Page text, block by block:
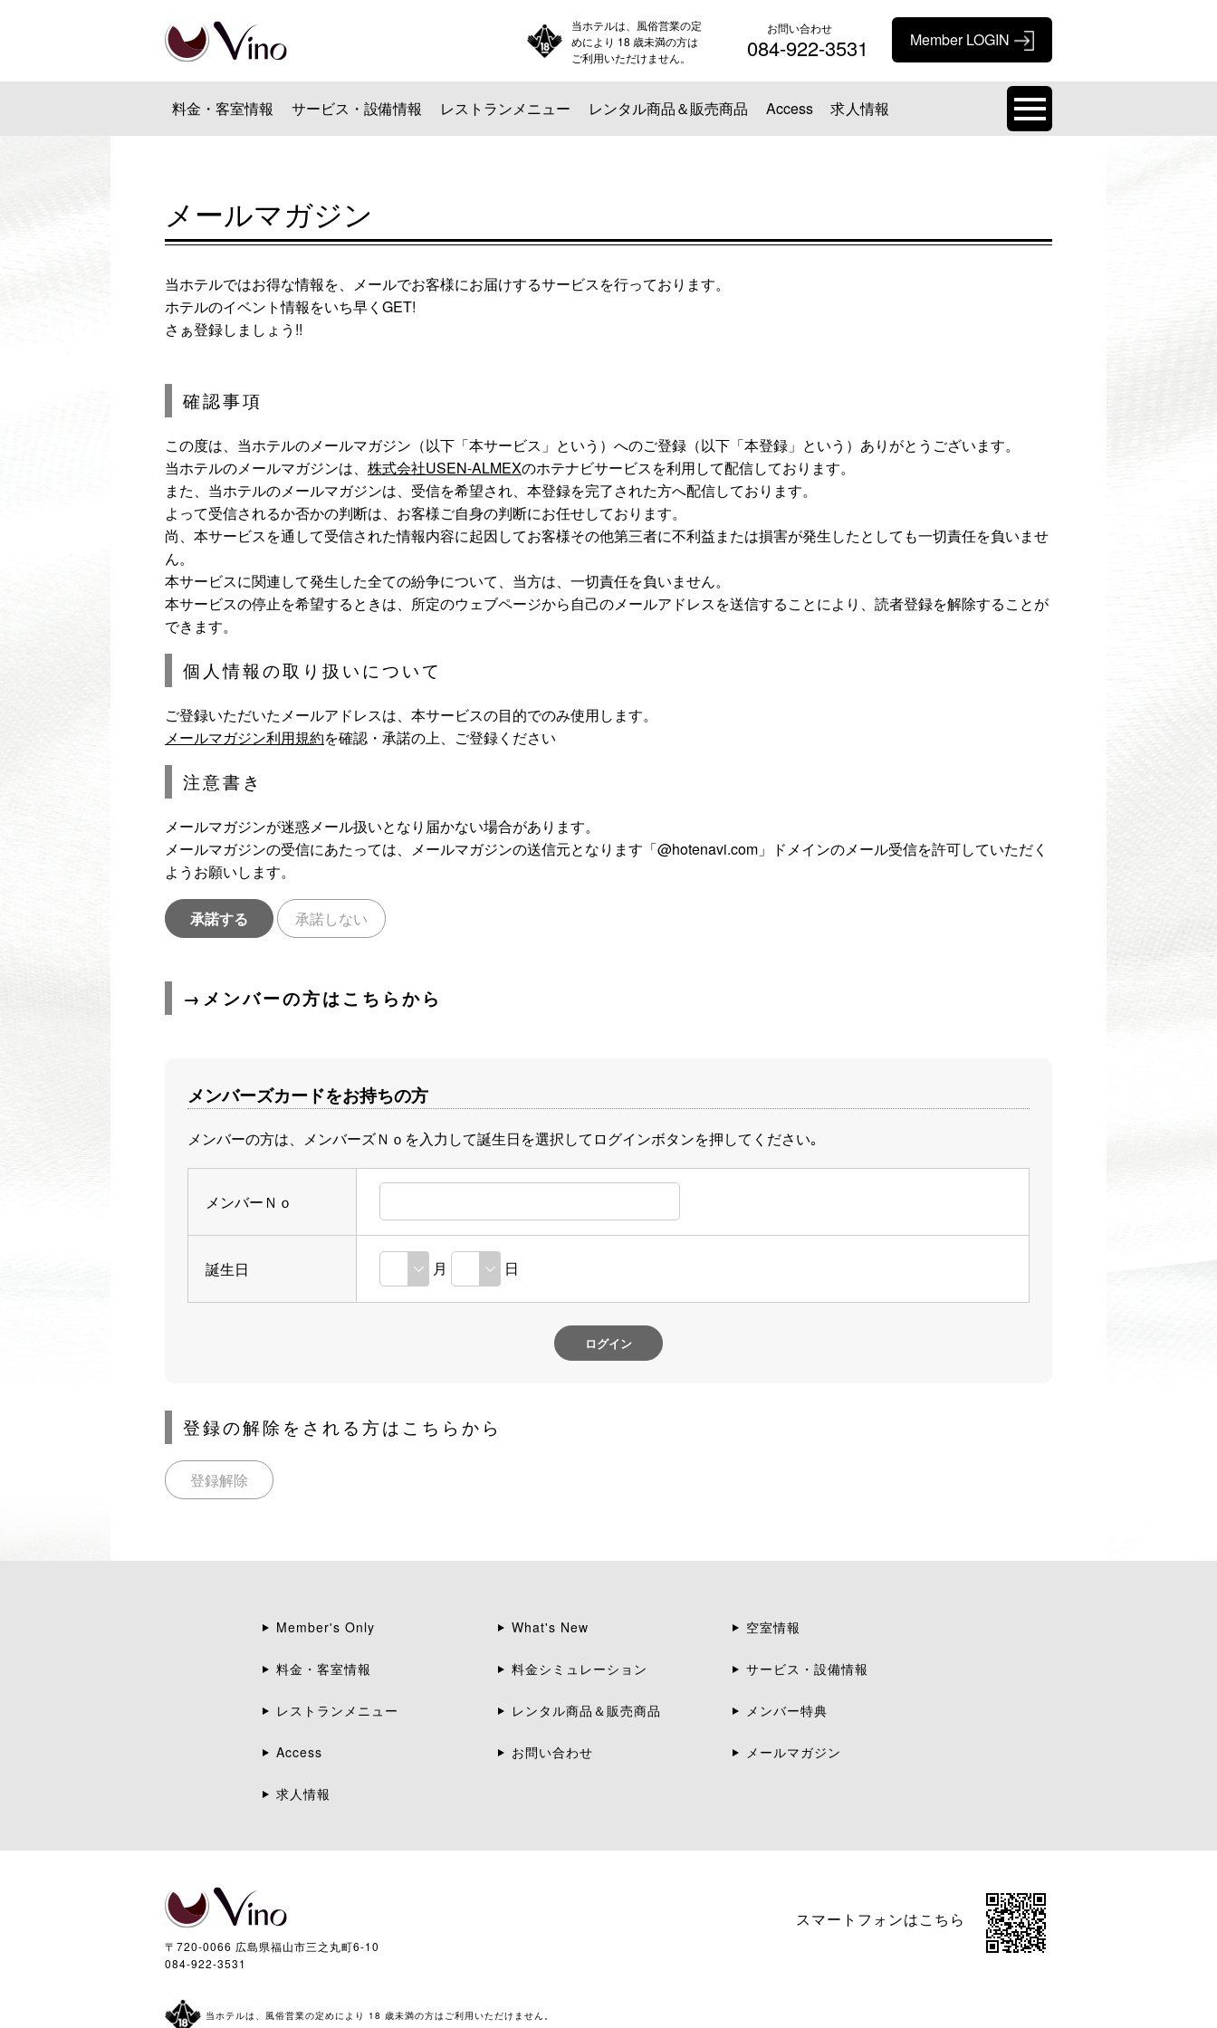
当ホテルは、風俗営業の定
めにより 18 歳未満の方は
ご利用いただけません。
お問い合わせ
084-922-3531
料金・客室情報 サービス・設備情報 レストランメニュー レンタル商品＆販売商品 Access 求人情報
メールマガジン
当ホテルではお得な情報を、メールでお客様にお届けするサービスを行っております。
ホテルのイベント情報をいち早くGET!
さぁ登録しましょう!!
確認事項
この度は、当ホテルのメールマガジン（以下「本サービス」という）へのご登録（以下「本登録」という）ありがとうございます。
当ホテルのメールマガジンは、 株式会社USEN-ALMEXのホテナビサービスを利用して配信しております。
また、当ホテルのメールマガジンは、受信を希望され、本登録を完了された方へ配信しております。
よって受信されるか否かの判断は、お客様ご自身の判断にお任せしております。
尚、本サービスを通して受信された情報内容に起因してお客様その他第三者に不利益または損害が発生したとしても一切責任を負いませ
ん。
本サービスに関連して発生した全ての紛争について、当方は、一切責任を負いません。
本サービスの停止を希望するときは、所定のウェブページから自己のメールアドレスを送信することにより、読者登録を解除することが
できます。
個人情報の取り扱いについて
ご登録いただいたメールアドレスは、本サービスの目的でのみ使用します。
メールマガジン利用規約を確認・承諾の上、ご登録ください
注意書き
メールマガジンが迷惑メール扱いとなり届かない場合があります。
メールマガジンの受信にあたっては、メールマガジンの送信元となります「@hotenavi.com」ドメインのメール受信を許可していただく
ようお願いします。
承諾する 承諾しない
→メンバーの方はこちらから
メンバーズカードをお持ちの方
メンバーの方は、メンバーズＮｏを入力して誕生日を選択してログインボタンを押してください｡
メンバーＮｏ
誕生日 月 日
登録の解除をされる方はこちらから
登録解除
Member's Only What's New 空室情報
料金・客室情報 料金シミュレーション サービス・設備情報
レストランメニュー レンタル商品＆販売商品 メンバー特典
Access お問い合わせ メールマガジン
求人情報
〒720-0066 広島県福山市三之丸町6-10
084-922-3531
スマートフォンはこちら
当ホテルは、風俗営業の定めにより 18 歳未満の方はご利用いただけません。